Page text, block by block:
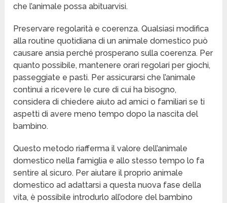
che l’animale possa abituarvisi.
Preservare regolarità e coerenza. Qualsiasi modifica
alla routine quotidiana di un animale domestico può
causare ansia perché prosperano sulla coerenza. Per
quanto possibile, mantenere orari regolari per giochi,
passeggiate e pasti. Per assicurarsi che l’animale
continui a ricevere le cure di cui ha bisogno,
considera di chiedere aiuto ad amici o familiari se ti
aspetti di avere meno tempo dopo la nascita del
bambino.
Questo metodo riafferma il valore dell’animale
domestico nella famiglia e allo stesso tempo lo fa
sentire al sicuro. Per aiutare il proprio animale
domestico ad adattarsi a questa nuova fase della
vita, è possibile introdurlo all’odore del bambino